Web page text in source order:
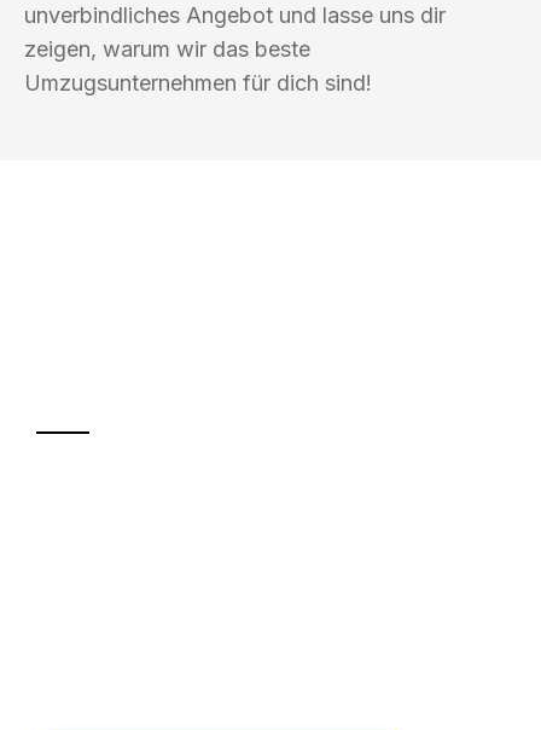
unverbindliches Angebot und lasse uns dir
zeigen, warum wir das beste
Umzugsunternehmen für dich sind!